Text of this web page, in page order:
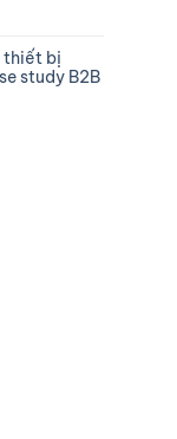
thiết bị
study B2B